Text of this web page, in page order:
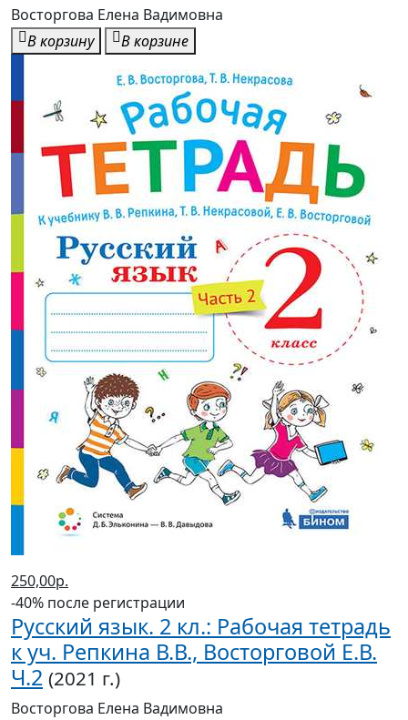
Восторгова Елена Вадимовна
В корзину
В корзине
250,00р.
-40% после регистрации
Русский язык. 2 кл.: Рабочая тетрадь
к уч. Репкина В.В., Восторговой Е.В.
Ч.2 (2021 г.)
Восторгова Елена Вадимовна